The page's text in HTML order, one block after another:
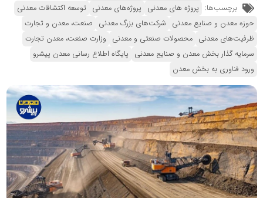
برچسب‌ها: پروژه های معدنی پروژه‌های معدنی توسعه اکتشافات معدنی
حوزه معدن و صنایع معدنی شرکت‌های بزرگ معدنی صنعت، معدن و تجارت
ظرفیت‌های معدنی محصولات صنعتی و معدنی وزارت صنعت، معدن تجارت
سرمایه گذار بخش معدن و صنایع معدنی پایگاه اطلاع رسانی معدن پیشرو
ورود فناوری به بخش معدن